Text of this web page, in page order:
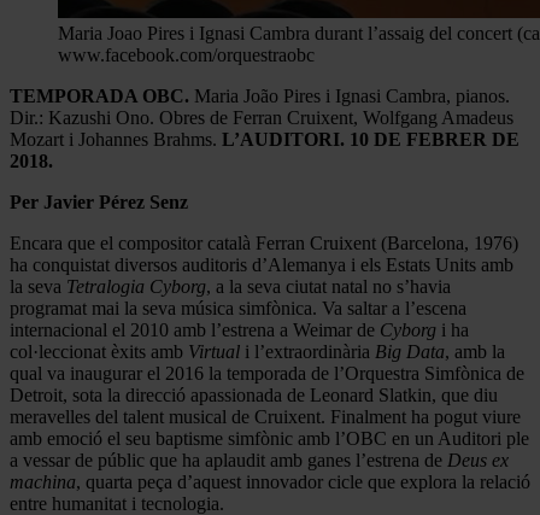
Maria Joao Pires i Ignasi Cambra durant l’assaig del concert
www.facebook.com/orquestraobc
TEMPORADA OBC. Maria João Pires i Ignasi Cambra, pianos.
Dir.: Kazushi Ono. Obres de Ferran Cruixent, Wolfgang Amadeus
Mozart i Johannes Brahms. L’AUDITORI. 10 DE FEBRER DE
2018.
Per Javier Pérez Senz
Encara que el compositor català Ferran Cruixent (Barcelona, 1976)
ha conquistat diversos auditoris d’Alemanya i els Estats Units amb
la seva Tetralogia Cyborg, a la seva ciutat natal no s’havia
programat mai la seva música simfònica. Va saltar a l’escena
internacional el 2010 amb l’estrena a Weimar de Cyborg i ha
col·leccionat èxits amb Virtual i l’extraordinària Big Data, amb la
qual va inaugurar el 2016 la temporada de l’Orquestra Simfònica de
Detroit, sota la direcció apassionada de Leonard Slatkin, que diu
meravelles del talent musical de Cruixent. Finalment ha pogut viure
amb emoció el seu baptisme simfònic amb l’OBC en un Auditori ple
a vessar de públic que ha aplaudit amb ganes l’estrena de Deus ex
machina, quarta peça d’aquest innovador cicle que explora la relació
entre humanitat i tecnologia.